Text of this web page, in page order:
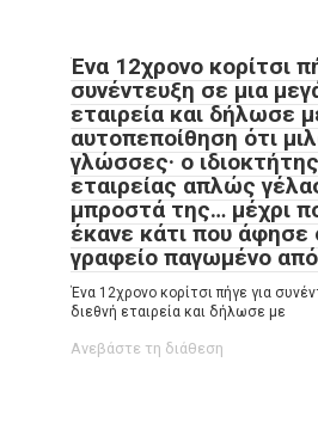
Ένα 12χρονο κορίτσι
συνέντευξη σε μια
εταιρεία και δήλωσε
αυτοπεποίθηση ότι
γλώσσες· ο
εταιρείας απλώς
μπροστά της… μέχρι
έκανε κάτι που άφησε
γραφείο παγωμένο
Ένα 12χρονο κορίτσι πήγε για
διεθνή εταιρεία και δήλωσε με
Ανεβάστε τη διάθεση